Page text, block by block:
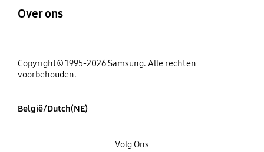
Over ons
Copyright© 1995-2026 Samsung. Alle rechten
voorbehouden.
België/Dutch(NE)
Volg Ons